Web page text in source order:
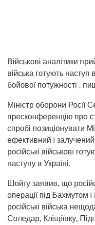
Військові аналітики
війська готують наступ
бойової потужності ,
Міністр оборони Росії
пресконференцію про
спробі позиціонувати
ефективний і
російські військові
наступу в Україні.
Шойгу заявив, що
операції під Бахмутом
російські війська
Соледар, Кліщіївку,